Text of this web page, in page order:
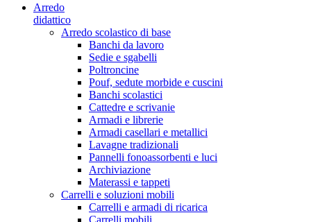
Arredo
didattico
Arredo scolastico di base
Banchi da lavoro
Sedie e sgabelli
Poltroncine
Pouf, sedute morbide e cuscini
Banchi scolastici
Cattedre e scrivanie
Armadi e librerie
Armadi casellari e metallici
Lavagne tradizionali
Pannelli fonoassorbenti e luci
Archiviazione
Materassi e tappeti
Carrelli e soluzioni mobili
Carrelli e armadi di ricarica
Carrelli mobili